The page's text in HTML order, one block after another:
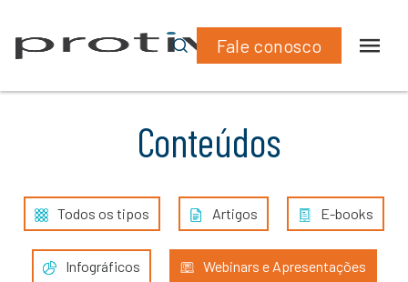
Fale conosco
Conteúdos
Todos os tipos Artigos E-books
Infográficos Webinars e Apresentações